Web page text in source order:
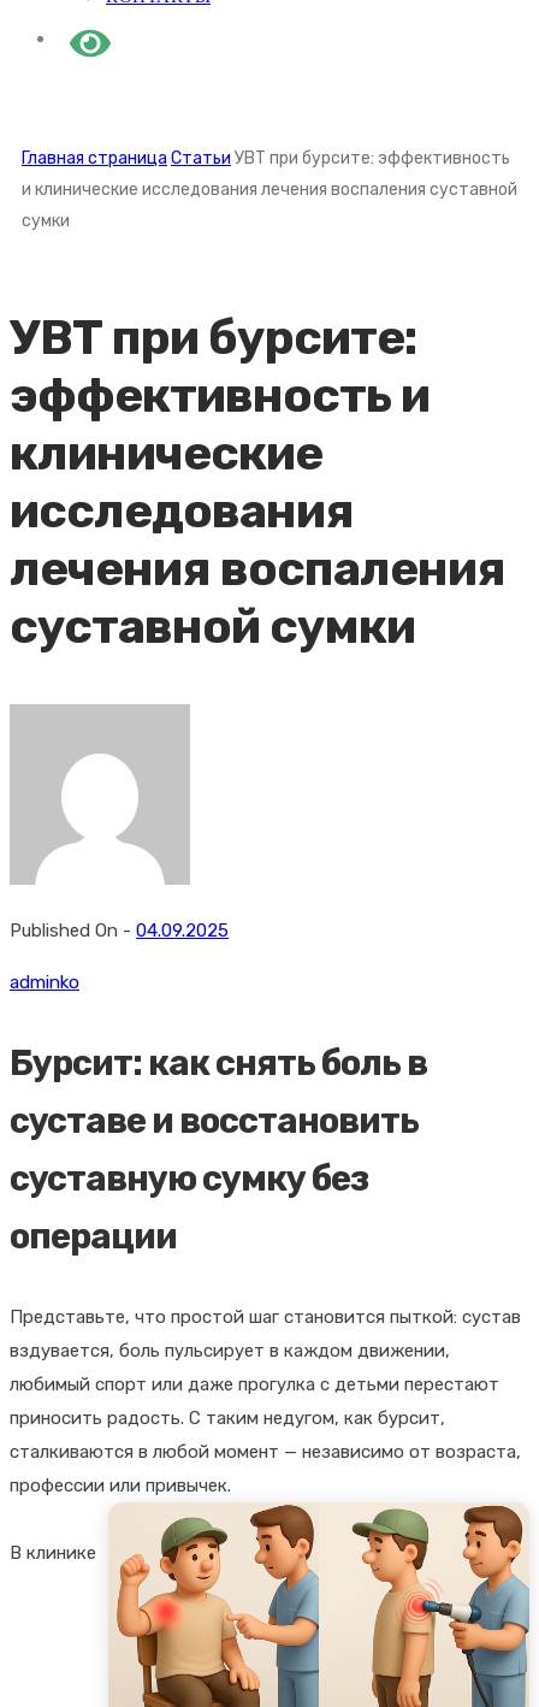
Главная страница Статьи УВТ при бурсите: эффективность
и клинические исследования лечения воспаления суставной
сумки
УВТ при бурсите:
эффективность и
клинические
исследования
лечения воспаления
суставной сумки
Published On - 04.09.2025
adminko
Бурсит: как снять боль в
суставе и восстановить
суставную сумку без
операции
Представьте, что простой шаг становится пыткой: сустав
вздувается, боль пульсирует в каждом движении,
любимый спорт или даже прогулка с детьми перестают
приносить радость. С таким недугом, как бурсит,
сталкиваются в любой момент — независимо от возраста,
профессии или привычек.
В клинике